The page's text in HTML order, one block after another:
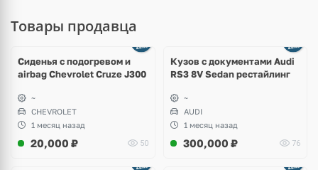
Товары продавца
Сиденья с подогревом и
airbag Chevrolet Cruze J300
~
CHEVROLET
1 месяц назад
20,000 ₽ 50
Кузов с документами Audi
RS3 8V Sedan рестайлинг
~
AUDI
1 месяц назад
300,000 ₽ 76